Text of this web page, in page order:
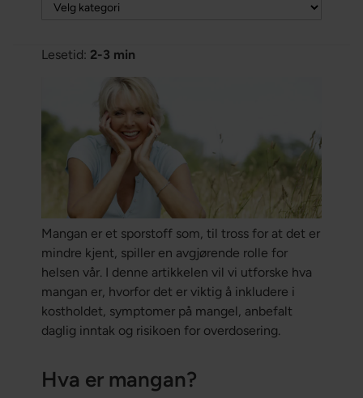
Lesetid: 2-3 min
Mangan er et sporstoff som, til tross for at det er
mindre kjent, spiller en avgjørende rolle for
helsen vår. I denne artikkelen vil vi utforske hva
mangan er, hvorfor det er viktig å inkludere i
kostholdet, symptomer på mangel, anbefalt
daglig inntak og risikoen for overdosering.
Hva er mangan?